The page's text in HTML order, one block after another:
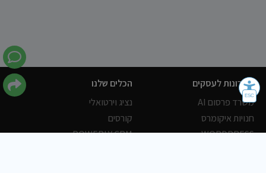
פתרונות לעסקים
משרד פרסום AI
חנויות איקומרס
WORDPRESS
הכלים שלנו
נציג וירטואלי
קורסים
POWERLY CRM